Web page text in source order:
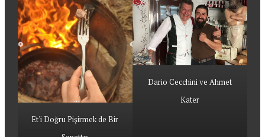
Et'i Doğru Pişirmek de Bir
Dario Cecchini ve Ahmet
Kater